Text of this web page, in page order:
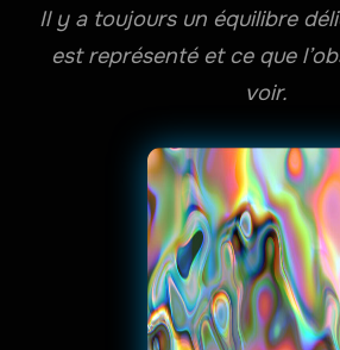
Il y a toujours un équilibre
est représenté et ce que
voir.